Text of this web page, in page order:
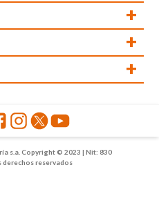
+
+
+
s.a. Copyright © 2023 | Nit: 830
derechos reservados